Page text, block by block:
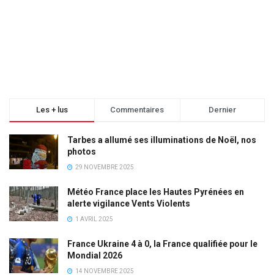
Les + lus Commentaires Dernier
Tarbes a allumé ses illuminations de Noël, nos
photos
29 NOVEMBRE 2025
Météo France place les Hautes Pyrénées en
alerte vigilance Vents Violents
1 AVRIL 2025
France Ukraine 4 à 0, la France qualifiée pour le
Mondial 2026
14 NOVEMBRE 2025